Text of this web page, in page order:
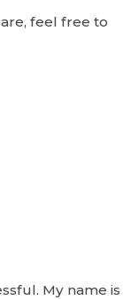
feel free to
My name is